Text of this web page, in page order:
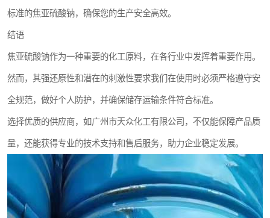
标准的焦亚硫酸钠，确保您的生产安全高效。
结语
焦亚硫酸钠作为一种重要的化工原料，在各行业中发挥着重要作用。
然而，其强还原性和潜在的刺激性要求我们在使用时必须严格遵守安
全规范，做好个人防护，并确保储存运输条件符合标准。
选择优质的供应商，如广州市天众化工有限公司，不仅能保障产品质
量，还能获得专业的技术支持和售后服务，助力企业稳定发展。